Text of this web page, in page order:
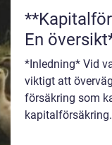
En
*Inledning* Vid
viktigt att
försäkring som